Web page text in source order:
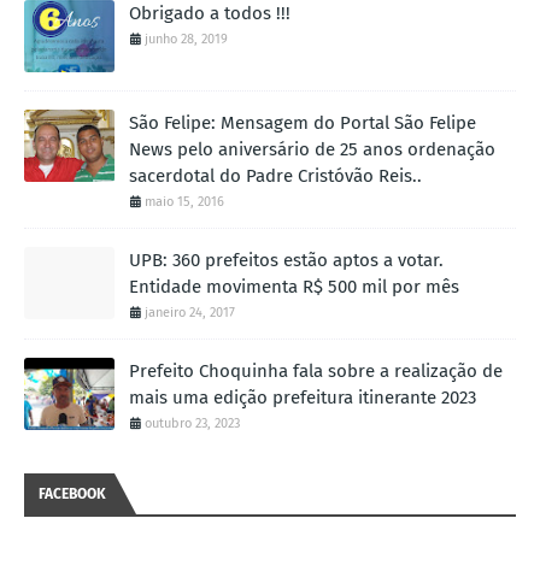
Obrigado a todos !!!
junho 28, 2019
São Felipe: Mensagem do Portal São Felipe
News pelo aniversário de 25 anos ordenação
sacerdotal do Padre Cristóvão Reis..
maio 15, 2016
UPB: 360 prefeitos estão aptos a votar.
Entidade movimenta R$ 500 mil por mês
janeiro 24, 2017
Prefeito Choquinha fala sobre a realização de
mais uma edição prefeitura itinerante 2023
outubro 23, 2023
FACEBOOK